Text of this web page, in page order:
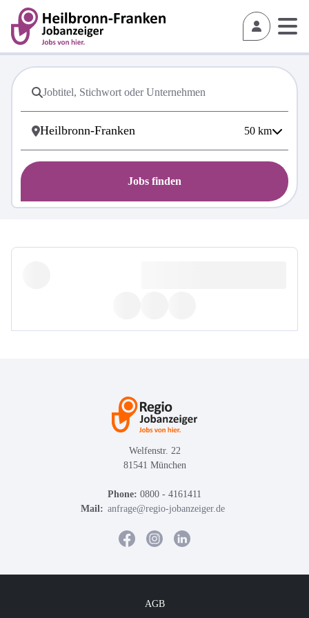
50 km
Jobs finden
Welfenstr. 22
81541 München
Phone: 0800 - 4161411
Mail: anfrage@regio-jobanzeiger.de
AGB